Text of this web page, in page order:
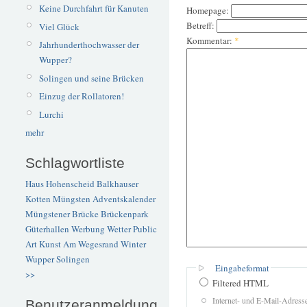
Keine Durchfahrt für Kanuten
Viel Glück
Jahrhunderthochwasser der
Wupper?
Solingen und seine Brücken
Einzug der Rollatoren!
Lurchi
mehr
Schlagwortliste
Haus Hohenscheid Balkhauser
Kotten Müngsten Adventskalender
Müngstener BrückeBrückenpark
Güterhallen Werbung WetterPublic
ArtKunstAm Wegesrand Winter
WupperSolingen
>>
Homepage:
Betreff:
Kommentar: *
Eingabeformat
Filtered HTML
Internet- und E-Mail-